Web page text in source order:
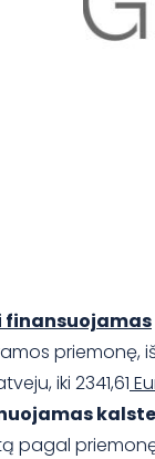
priemonę,
iki 2341,61
pagal